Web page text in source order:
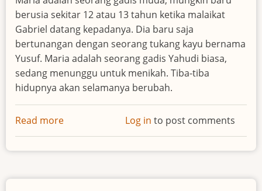
berusia sekitar 12 atau 13 tahun ketika malaikat
Gabriel datang kepadanya. Dia baru saja
bertunangan dengan seorang tukang kayu bernama
Yusuf. Maria adalah seorang gadis Yahudi biasa,
sedang menunggu untuk menikah. Tiba-tiba
hidupnya akan selamanya berubah.
Read more
MARIA,
IBU
Log in to post comments